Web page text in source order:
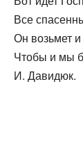
Все
Он возьмет
Чтобы и мы
И. Давидюк.